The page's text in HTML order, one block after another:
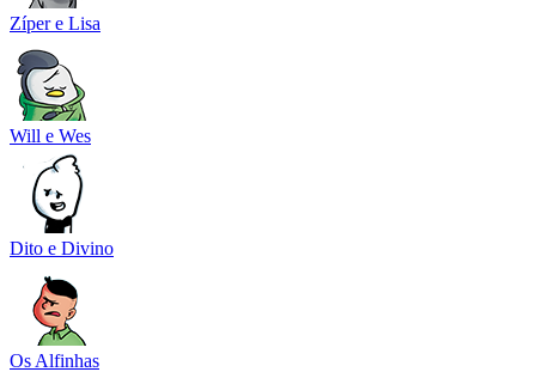
Zíper e Lisa
Will e Wes
Dito e Divino
Os Alfinhas